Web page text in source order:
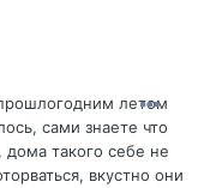
летом
сами знаете что
такого себе не
вкустно они